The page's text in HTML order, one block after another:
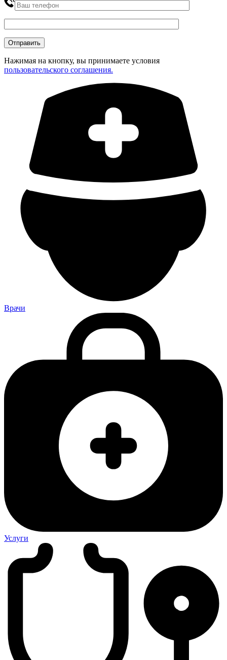
Нажимая на кнопку, вы принимаете условия
пользовательского соглашения.
Врачи
Услуги